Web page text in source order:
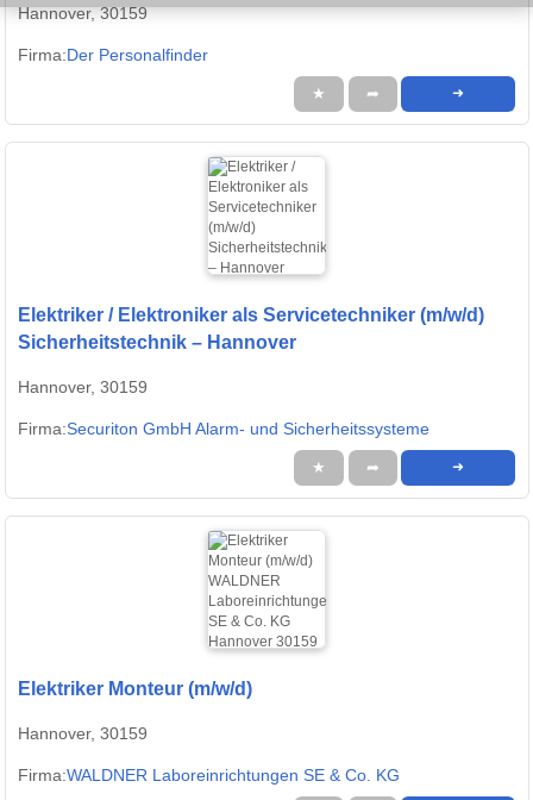
Hannover, 30159
Firma:Der Personalfinder
★ ➦ ➜
Elektriker / Elektroniker als Servicetechniker (m/w/d)
Sicherheitstechnik – Hannover
Hannover, 30159
Firma:Securiton GmbH Alarm- und Sicherheitssysteme
★ ➦ ➜
Elektriker Monteur (m/w/d)
Hannover, 30159
Firma:WALDNER Laboreinrichtungen SE & Co. KG